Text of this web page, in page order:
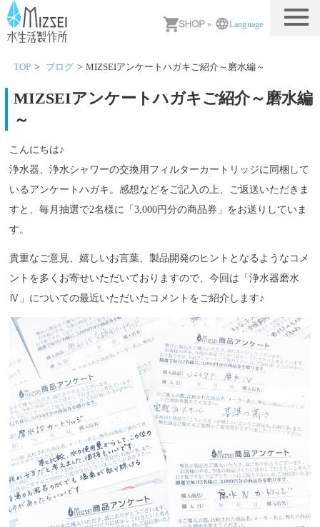
» Language
TOP ブログ MIZSEIアンケートハガキご紹介～磨水編～
MIZSEIアンケートハガキご紹介～磨水編
～
こんにちは♪
浄水器、浄水シャワーの交換用フィルターカートリッジに同梱して
いるアンケートハガキ。感想などをご記入の上、ご返送いただきま
すと、毎月抽選で2名様に「3,000円分の商品券」をお送りしていま
す。
貴重なご意見、嬉しいお言葉、製品開発のヒントとなるようなコメ
ントを多くお寄せいただいておりますので、今回は「浄水器磨水
Ⅳ」についての最近いただいたコメントをご紹介します♪